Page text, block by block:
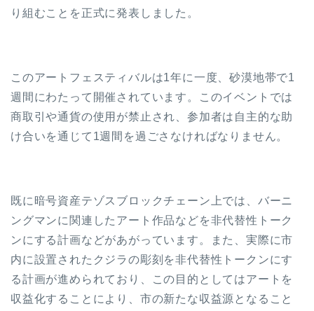
り組むことを正式に発表しました。
このアートフェスティバルは1年に一度、砂漠地帯で1
週間にわたって開催されています。このイベントでは
商取引や通貨の使用が禁止され、参加者は自主的な助
け合いを通じて1週間を過ごさなければなりません。
既に暗号資産テゾスブロックチェーン上では、バーニ
ングマンに関連したアート作品などを非代替性トーク
ンにする計画などがあがっています。また、実際に市
内に設置されたクジラの彫刻を非代替性トークンにす
る計画が進められており、この目的としてはアートを
収益化することにより、市の新たな収益源となること